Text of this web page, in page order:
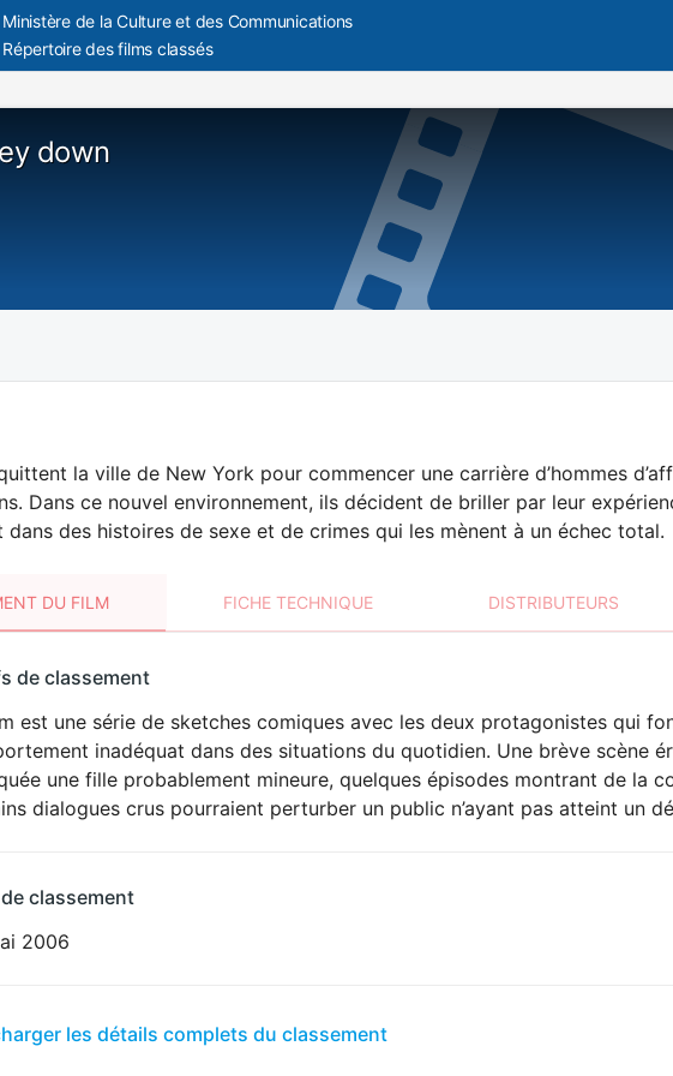
Ministère de la Culture et des Communications
Répertoire des films classés
down
la ville de New York pour commencer une carrière d’hommes
Dans ce nouvel environnement, ils décident de briller par leur
dans des histoires de sexe et de crimes qui les mènent à un échec total.
DU FILM FICHE TECHNIQUE DISTRIBUTEURS
de classement
est une série de sketches comiques avec les deux protagonistes qui
inadéquat dans des situations du quotidien. Une brève scène
une fille probablement mineure, quelques épisodes montrant de la
dialogues crus pourraient perturber un public n’ayant pas atteint un
classement
2006
les détails complets du classement